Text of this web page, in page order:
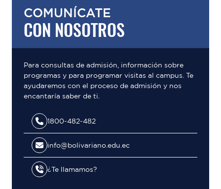
COMUNÍCATE
CON NOSOTROS
Para consultas de admisión, información sobre
programas y para programar visitas al campus. Te
ayudaremos con el proceso de admisión y nos
encantaría saber de ti.
1800-482-482
info@bolivariano.edu.ec
¿Te llamamos?